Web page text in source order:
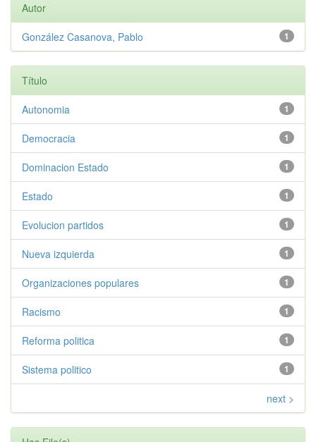
Autor
1
González Casanova, Pablo
Título
1
Autonomia
1
Democracia
1
Dominacion Estado
1
Estado
1
Evolucion partidos
1
Nueva izquierda
1
Organizaciones populares
1
Racismo
1
Reforma politica
1
Sistema politico
next >